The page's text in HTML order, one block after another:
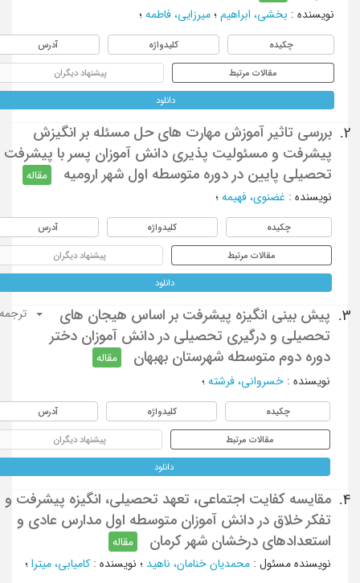
نویسنده: بخشی، ابراهیم؛ میرزایی، فاطمه؛
چکیده کلیدواژه آدرس
مقالات مرتبط پیشنهاد دیگران
دانلود
2.
بررسی تاثیر آموزش مهارت های حل مسئله بر انگیزش
پیشرفت و مسئولیت پذیری دانش آموزان پسر با پیشرفت
تحصیلی پایین در دوره متوسطه اول شهر ارومیه
مقاله
نویسنده: غضنوی، فهیمه؛
چکیده کلیدواژه آدرس
مقالات مرتبط پیشنهاد دیگران
دانلود
3.
پیش بینی انگیزه پیشرفت بر اساس هیجان های
تحصیلی و درگیری تحصیلی در دانش آموزان دختر
دوره دوم متوسطه شهرستان بهبهان
مقاله
ترجمه
نویسنده: خسرواني، فرشته؛
چکیده کلیدواژه آدرس
مقالات مرتبط پیشنهاد دیگران
دانلود
4.
مقایسه کفایت اجتماعی، تعهد تحصیلی، انگیزه پیشرفت و
تفکر خلاق در دانش آموزان متوسطه اول مدارس عادی و
استعدادهای درخشان شهر کرمان
مقاله
نویسنده مسئول : محمدیان خنامان، ناهید؛ نویسنده: کامیابی، میترا ؛